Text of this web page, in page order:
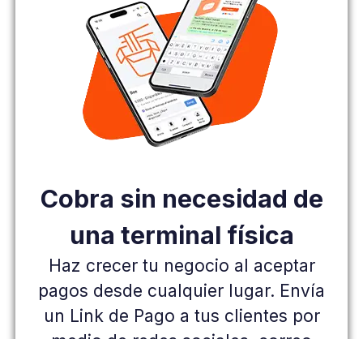
Cobra sin necesidad de
una terminal física
Haz crecer tu negocio al aceptar
pagos desde cualquier lugar. Envía
un Link de Pago a tus clientes por